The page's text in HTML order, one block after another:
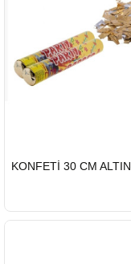
GÖNDERİ
KONFETİ 30 CM ALTIN